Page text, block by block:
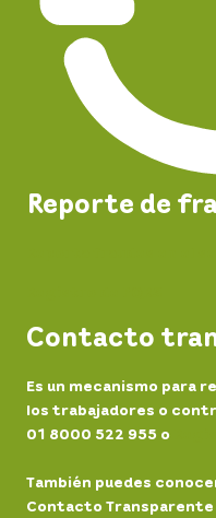
Reporte de
Contacto
Es un mecanismo para
los trabajadores o
01 8000 522 955 o
También puedes
Contacto Transparente